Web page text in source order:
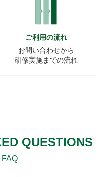
ご利用の流れ
お問い合わせから
研修実施までの流れ
QUESTIONS